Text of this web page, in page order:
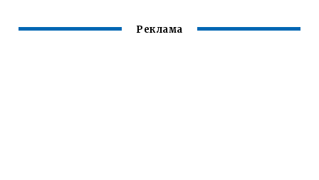
Реклама